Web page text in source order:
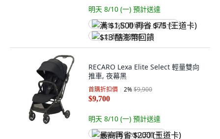
明天 8/10 (一) 預計送達
满 $1,500 再省 $75 (王道卡)
$13 酷澎幣回饋
RECARO Lexa Elite Select 輕量雙向
推車, 夜幕黑
首購折扣價 2%$9,900
$9,700
明天 8/10 (一) 預計送達
最高再省 $200 (王道卡)